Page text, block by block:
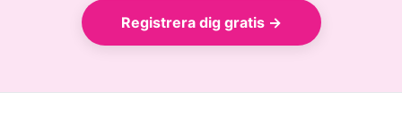
Registrera dig gratis →